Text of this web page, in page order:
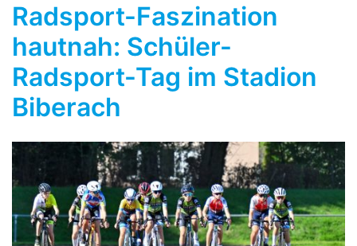
Radsport-Faszination
hautnah: Schüler-
Radsport-Tag im Stadion
Biberach